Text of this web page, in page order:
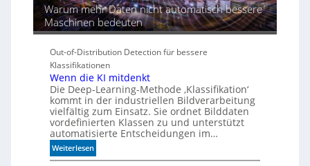
Warum mehr Daten nicht automatisch bessere
Maschinen bedeuten
Out-of-Distribution Detection für bessere
Klassifikationen
Wenn die KI mitdenkt
Die Deep-Learning-Methode ‚Klassifikation‘
kommt in der industriellen Bildverarbeitung
vielfältig zum Einsatz. Sie ordnet Bilddaten
vordefinierten Klassen zu und unterstützt
automatisierte Entscheidungen im…
Weiterlesen:
W